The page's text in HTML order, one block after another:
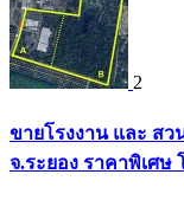
2
ขายโรงงาน และ สว
จ.ระยอง ราคาพิเศษ